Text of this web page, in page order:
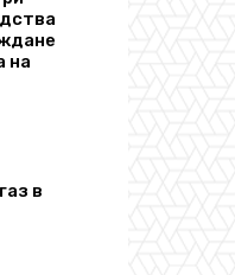
на
в